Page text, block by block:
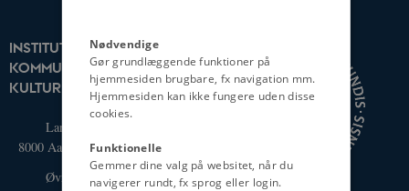
INSTITUT FOR
KOMMUNIKATION OG
KULTUR
Langelandsgade 139
8000 Aarhus C
Øvrige adresser og kort
Nødvendige
Gør grundlæggende funktioner på
hjemmesiden brugbare, fx navigation mm.
Hjemmesiden kan ikke fungere uden disse
cookies.
Funktionelle
Gemmer dine valg på websitet, når du
navigerer rundt, fx sprog eller login.